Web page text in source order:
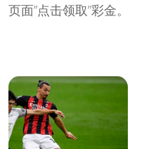
页面”点击领取”彩金。